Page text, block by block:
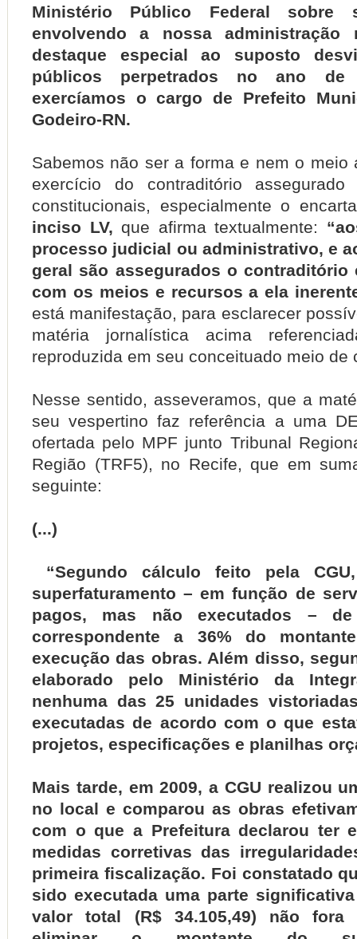
Ministério Público Federal sobre
envolvendo a nossa administração
destaque especial ao suposto
públicos perpetrados no ano de
exercíamos o cargo de Prefeito
Godeiro-RN.
Sabemos não ser a forma e nem o meio
exercício do contraditório assegurado
constitucionais, especialmente o
inciso LV, que afirma textualmente:
processo judicial ou administrativo, e
geral são assegurados o contraditório
com os meios e recursos a ela
está manifestação, para esclarecer
matéria jornalística acima
reproduzida em seu conceituado meio de
Nesse sentido, asseveramos, que a
seu vespertino faz referência a uma
ofertada pelo MPF junto Tribunal
Região (TRF5), no Recife, que em
seguinte:
(...)
“Segundo cálculo feito pela
superfaturamento – em função de
pagos, mas não executados – de
correspondente a 36% do
execução das obras. Além disso,
elaborado pelo Ministério da
nenhuma das 25 unidades
executadas de acordo com o que
projetos, especificações e planilhas
Mais tarde, em 2009, a CGU realizou
no local e comparou as obras
com o que a Prefeitura declarou ter
medidas corretivas das
primeira fiscalização. Foi constatado
sido executada uma parte
valor total (R$ 34.105,49) não fora